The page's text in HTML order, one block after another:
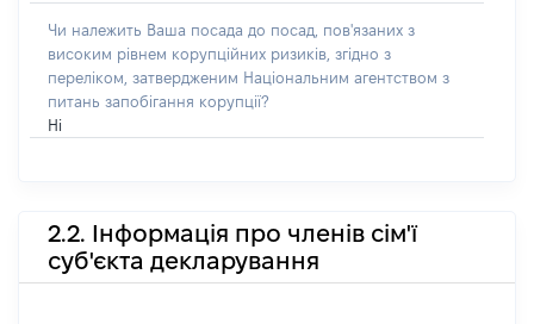
Чи належить Ваша посада до посад, пов'язаних з
високим рівнем корупційних ризиків, згідно з
переліком, затвердженим Національним агентством з
питань запобігання корупції?
Ні
2.2. Інформація про членів сім'ї
суб'єкта декларування